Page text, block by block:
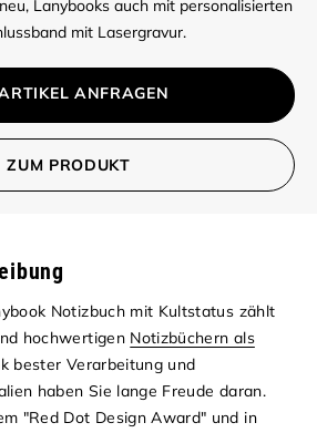
Lanybooks auch mit personalisierten
mit Lasergravur.
ANFRAGEN
ZUM PRODUKT
Notizbuch mit Kultstatus zählt
hochwertigen Notizbüchern als
bester Verarbeitung und
haben Sie lange Freude daran.
"Red Dot Design Award" und in